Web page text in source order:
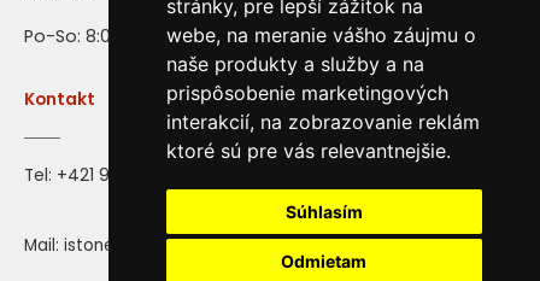
stránky, pre lepší zážitok na
webe, na meranie vášho záujmu o
naše produkty a služby a na
prispôsobenie marketingových
interakcií, na zobrazovanie reklám
ktoré sú pre vás relevantnejšie.
Súhlasím
Odmietam
Po-So: 8:00 - 16:00
Kontakt
Tel: +421 917 28 71 72
Mail: istone@istone.sk